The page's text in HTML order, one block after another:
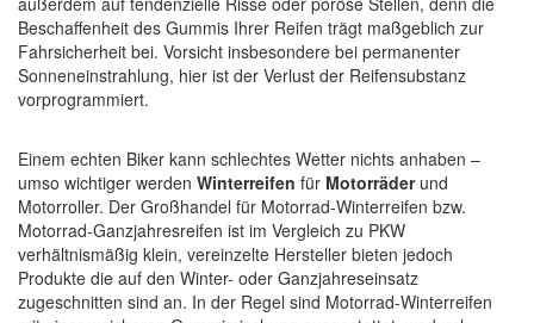
Beschaffenheit des Gummis Ihrer Reifen trägt maßgeblich zur
Fahrsicherheit bei. Vorsicht insbesondere bei permanenter
Sonneneinstrahlung, hier ist der Verlust der Reifensubstanz
vorprogrammiert.
Einem echten Biker kann schlechtes Wetter nichts anhaben –
umso wichtiger werden Winterreifen für Motorräderund
Motorroller. Der Großhandel für Motorrad-Winterreifen bzw.
Motorrad-Ganzjahresreifen ist im Vergleich zu PKW
verhältnismäßig klein, vereinzelte Hersteller bieten jedoch
Produkte die auf den Winter- oder Ganzjahreseinsatz
zugeschnitten sind an. In der Regel sind Motorrad-Winterreifen